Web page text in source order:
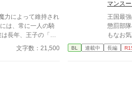
力によって維持され
長年、王子の「仮
王子
が決まってしまっ
文字数：21,500
マンス
王国最
懲罰部
もなお
着を抱く
BL 連載中 長編